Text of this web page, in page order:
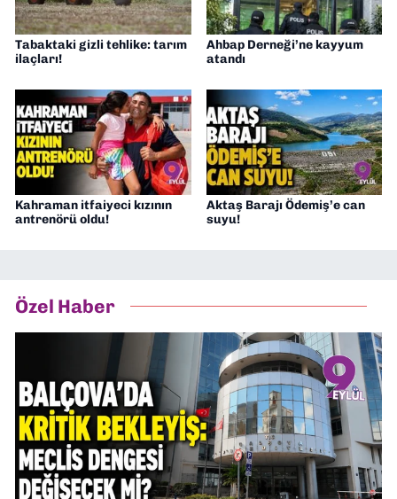
Tabaktaki gizli tehlike: tarım
ilaçları!
Ahbap Derneği’ne kayyum
atandı
Kahraman itfaiyeci kızının
antrenörü oldu!
Aktaş Barajı Ödemiş’e can
suyu!
Özel Haber